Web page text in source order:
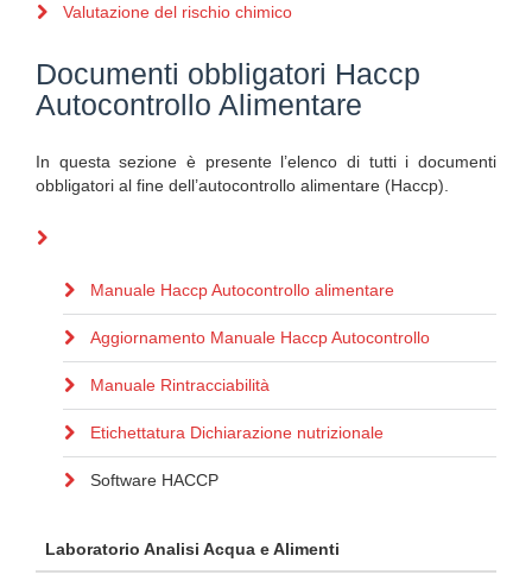
Valutazione del rischio chimico
Documenti obbligatori Haccp
Autocontrollo Alimentare
In questa sezione è presente l’elenco di tutti i documenti
obbligatori al fine dell’autocontrollo alimentare (Haccp).
Manuale Haccp Autocontrollo alimentare
Aggiornamento Manuale Haccp Autocontrollo
Manuale Rintracciabilità
Etichettatura Dichiarazione nutrizionale
Software HACCP
Laboratorio Analisi Acqua e Alimenti